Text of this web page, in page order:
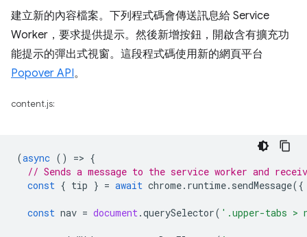
建立新的內容檔案。下列程式碼會傳送訊息給 Service
Worker，要求提供提示。然後新增按鈕，開啟含有擴充功
能提示的彈出式視窗。這段程式碼使用新的網頁平台
Popover API。
content.js:
(async () => {
// Sends a message to the service worker and
const { tip } = await chrome. runtime. sendMessage({
const nav = document.querySelector( '.upper-tabs >